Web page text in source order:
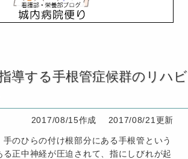
導する手根管症候群のリハビ
2017/08/15作成 2017/08/21更新
のひらの付け根部分にある手根管という
る正中神経が圧迫されて、指にしびれが起